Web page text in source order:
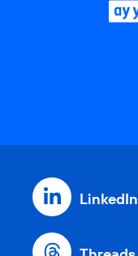
LinkedIn